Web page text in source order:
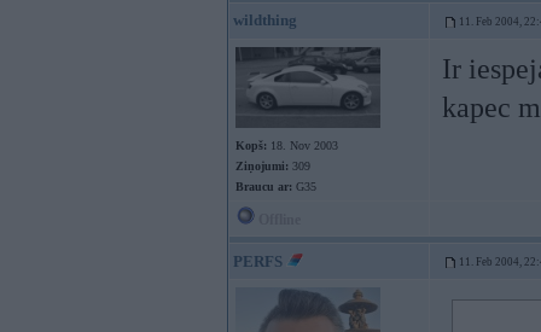
wildthing 11. Feb 2004,
Kopš: 18. Nov 2003
Ziņojumi: 309
Braucu ar: G35
Ir
kapec
PERFS 11. Feb 2004,